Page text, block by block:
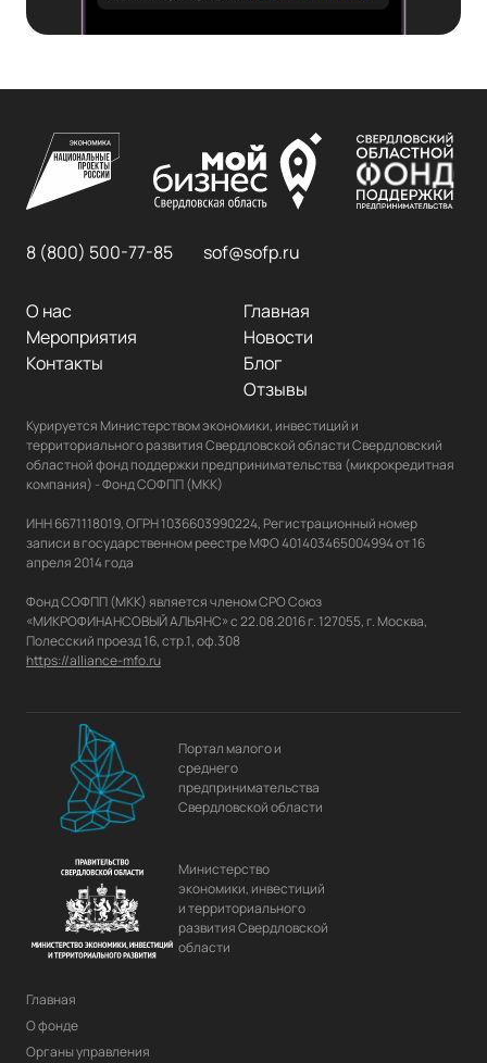
8 (800) 500-77-85 sof@sofp.ru
Главная
О нас
Новости
Мероприятия
Блог
Контакты
Отзывы
Курируется Министерством экономики, инвестиций и
территориального развития Свердловской области Свердловский
областной фонд поддержки предпринимательства (микрокредитная
компания) - Фонд СОФПП (МКК)
ИНН 6671118019, ОГРН 1036603990224, Регистрационный номер
записи в государственном реестре МФО 401403465004994 от 16
апреля 2014 года
Фонд СОФПП (МКК) является членом СРО Союз
«МИКРОФИНАНСОВЫЙ АЛЬЯНС» с 22.08.2016 г. 127055, г. Москва,
https://alliance-mfo.ru
Портал малого и
среднего
предпринимательства
Свердловской области
Министерство
экономики, инвестиций
и территориального
развития Свердловской
области
Главная
О фонде
Органы управления